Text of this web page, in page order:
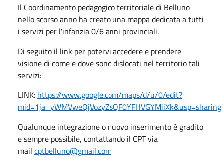
Il Coordinamento pedagogico territoriale di Belluno
nello scorso anno ha creato una mappa dedicata a tutti
i servizi per l'infanzia 0/6 anni provinciali.
Di seguito il link per potervi accedere e prendere
visione di come e dove sono dislocati nel territorio tali
servizi:
LINK: https://www.google.com/maps/d/u/0/edit?
mid=1ja_yWMVweQjVozyZsQF0YFHVGYMiiXk&usp=sharing
Qualunque integrazione o nuovo inserimento è gradito
e sempre possibile, contattando il CPT via
mail cptbelluno@gmail.com